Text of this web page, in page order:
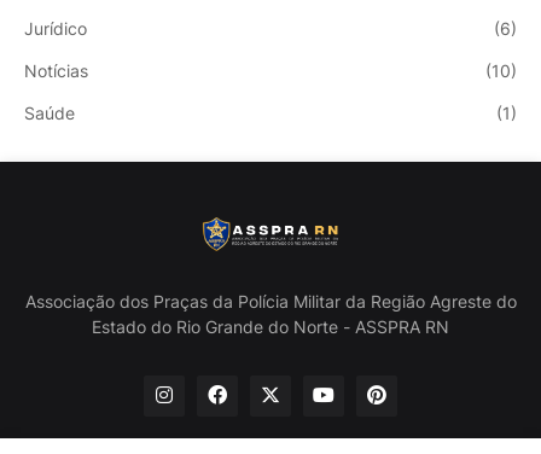
Jurídico (6)
Notícias (10)
Saúde (1)
Associação dos Praças da Polícia Militar da Região Agreste do
Estado do Rio Grande do Norte - ASSPRA RN